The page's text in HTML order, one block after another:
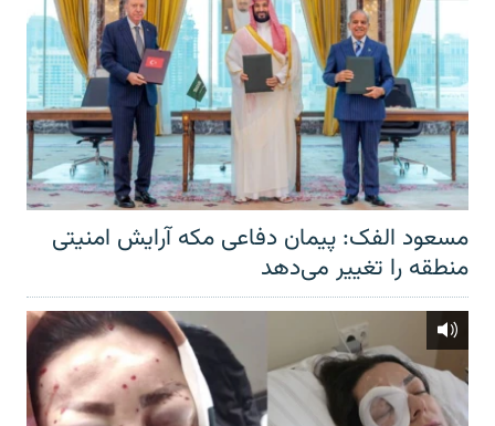
مسعود الفک: پیمان دفاعی مکه آرایش امنیتی
منطقه را تغییر می‌دهد